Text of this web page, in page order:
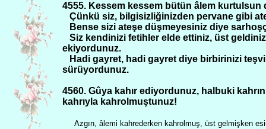
4555. Kessem kessem bütün âlem kurtulsun
Çünkü siz, bilgisizliğinizden pervane gibi
Bense sizi ateşe düşmeyesiniz diye
Siz kendinizi fetihler elde ettiniz, üst
ekiyordunuz.
Hadi gayret, hadi gayret diye birbirinizi
sürüyordunuz.
4560. Gûya kahır ediyordunuz, halbuki
kahrıyla kahrolmuştunuz!
Azgın, âlemi kahrederken kahrolmuş, üst gelmişken